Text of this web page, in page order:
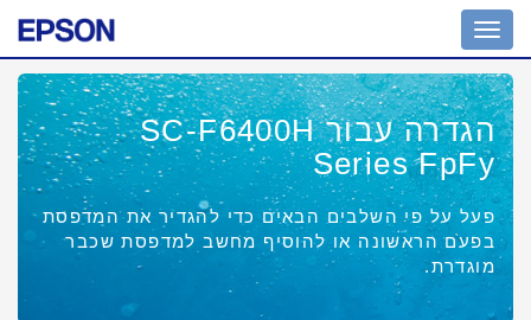
Toggle
navigation
הגדרה עבור SC-F6400H
Series FpFy
פעל על פי השלבים הבאים כדי להגדיר את המדפסת
בפעם הראשונה או להוסיף מחשב למדפסת שכבר
מוגדרת.